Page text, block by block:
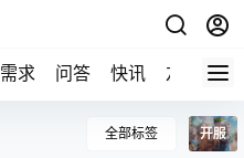
需求 问答 快讯 友链
全部标签 开服